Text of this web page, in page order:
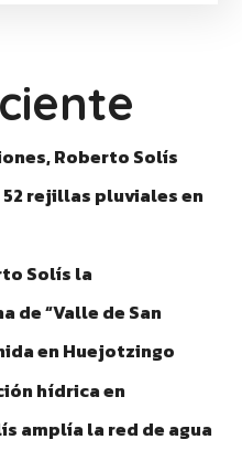
Roberto Solís
rejillas pluviales en
Solís la
de “Valle de San
en Huejotzingo
hídrica en
amplía la red de agua